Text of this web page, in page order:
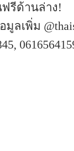
รีด้านล่าง!
ลเพิ่ม